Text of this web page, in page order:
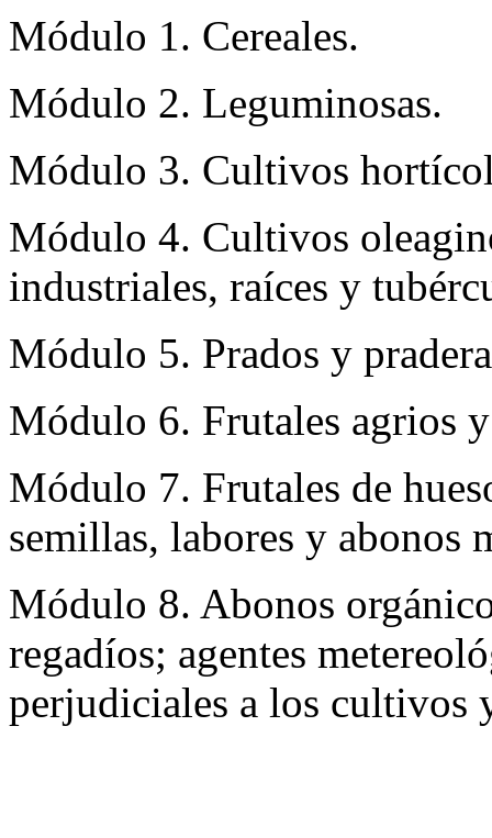
Módulo 1. Cereales.
Módulo 2. Leguminosas.
Módulo 3. Cultivos
Módulo 4. Cultivos
industriales, raíces y
Módulo 5. Prados y
Módulo 6. Frutales agrios
Módulo 7. Frutales de
semillas, labores y abonos
Módulo 8. Abonos
regadíos; agentes
perjudiciales a los cultivos